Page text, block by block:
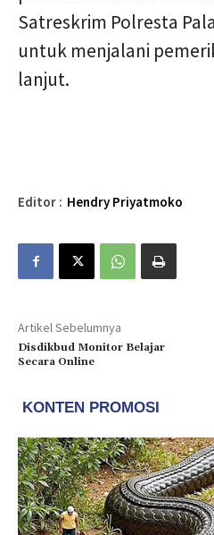
Satreskrim Polresta
untuk menjalani
lanjut.
Editor : Hendry Priyatmoko
Artikel Sebelumnya
Disdikbud Monitor Belajar
Secara Online